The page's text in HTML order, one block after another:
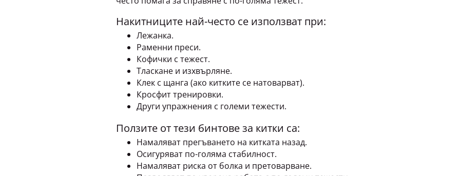
Лежанка.
Раменни преси.
Кофички с тежест.
Тласкане и изхвърляне.
Клек с щанга (ако китките се натоварват).
Кросфит тренировки.
Други упражнения с големи тежести.
Намаляват прегъването на китката назад.
Осигуряват по-голяма стабилност.
Намаляват риска от болка и претоварване.
Позволяват по-уверена работа с по-големи тежести.